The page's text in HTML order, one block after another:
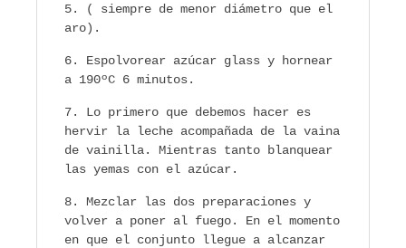
( siempre de menor diámetro que el
aro).
Espolvorear azúcar glass y hornear
a 190ºC 6 minutos.
Lo primero que debemos hacer es
hervir la leche acompañada de la vaina
de vainilla. Mientras tanto blanquear
las yemas con el azúcar.
Mezclar las dos preparaciones y
volver a poner al fuego. En el momento
en que el conjunto llegue a alcanzar